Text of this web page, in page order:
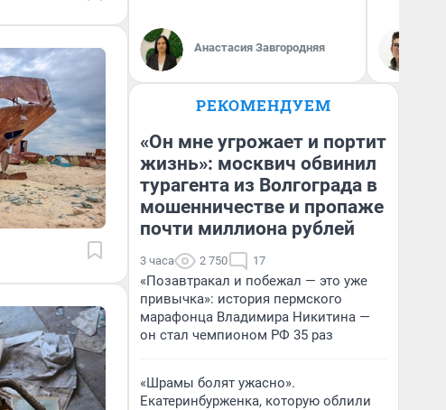
Анастасия Завгородняя
РЕКОМЕНДУЕМ
«Он мне угрожает и портит
жизнь»: москвич обвинил
турагента из Волгограда в
мошенничестве и пропаже
почти миллиона рублей
3 часа 2 750 17
«Позавтракал и побежал — это уже
привычка»: история пермского
марафонца Владимира Никитина —
он стал чемпионом РФ 35 раз
«Шрамы болят ужасно».
Екатеринбурженка, которую облили